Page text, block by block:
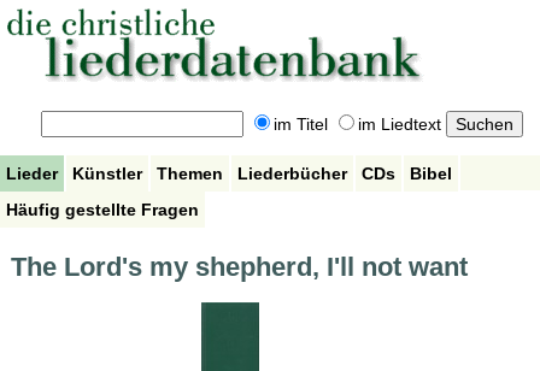
im Titel im Liedtext
Lieder Künstler Themen Liederbücher CDs
Bibel
Häufig gestellte Fragen
The Lord's my shepherd, I'll not want